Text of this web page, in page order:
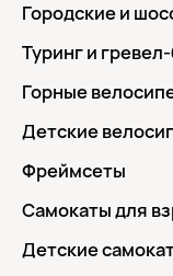
Городские и
Туринг и
Горные
Детские
Фреймсеты
Самокаты для
Детские